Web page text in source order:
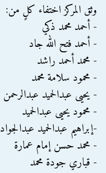
وثق المركز اختفاء كلٍ من:
- أحمد محمد ذكي
- أحمد فتح الله جاد
- محمد أحمد راشد
- محمود سلامة محمد
- يحيى عبدالحميد عبدالرحمن
- محمود يحيى عبدالحميد
-إبراهيم عبدالحميد عبدالجواد
- محمد حسن إمام عمارة
- قباري جودة محمد